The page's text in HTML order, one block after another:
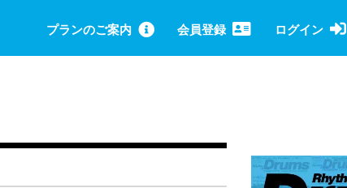
プランのご案内 会員登録 ログイン